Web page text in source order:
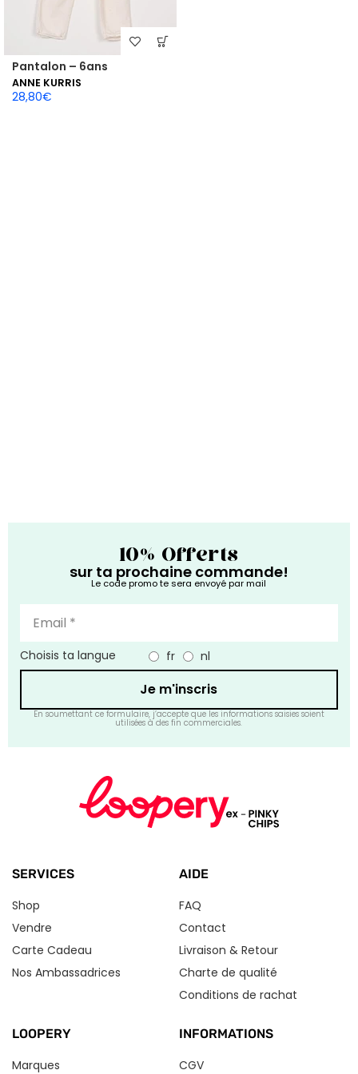
Pantalon – 6ans
ANNE KURRIS
28,80€
10% Offerts
sur ta prochaine commande!
Le code promo te sera envoyé par mail
Choisis ta langue fr nl
Je m'inscris
En soumettant ce formulaire, j’accepte que les informations saisies soient
utilisées à des fin commerciales.
SERVICES
Shop
Vendre
Carte Cadeau
Nos Ambassadrices
AIDE
FAQ
Contact
Livraison & Retour
Charte de qualité
Conditions de rachat
LOOPERY
Marques
INFORMATIONS
CGV